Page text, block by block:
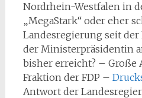
Nordrhein-Westfalen in
„MegaStark“ oder eher
Landesregierung seit
der Ministerpräsidentin
bisher erreicht? – Große
Fraktion der FDP –
Antwort der